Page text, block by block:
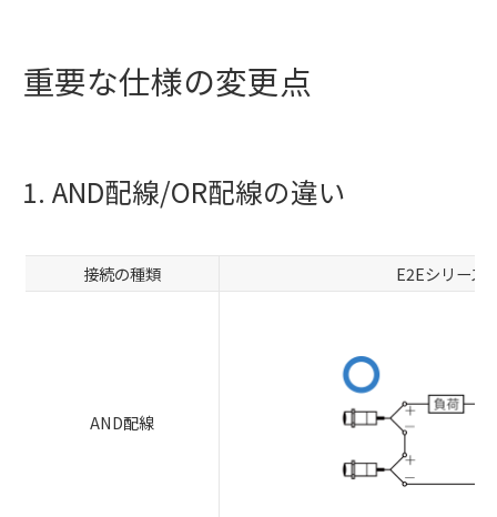
重要な仕様の変更点
1. AND配線/OR配線の違い
接続の種類 E2Eシリーズ
AND配線